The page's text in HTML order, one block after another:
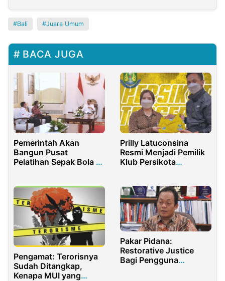
Bali Juara Umum
BACA JUGA
Pemerintah Akan
Bangun Pusat
Pelatihan Sepak Bola di
Prilly Latuconsina
Resmi Menjadi Pemilik
Klub Persikota
Pengamat: Terorisnya
Sudah Ditangkap,
Kenapa MUI yang
Pakar Pidana:
Restorative Justice
Bagi Pengguna